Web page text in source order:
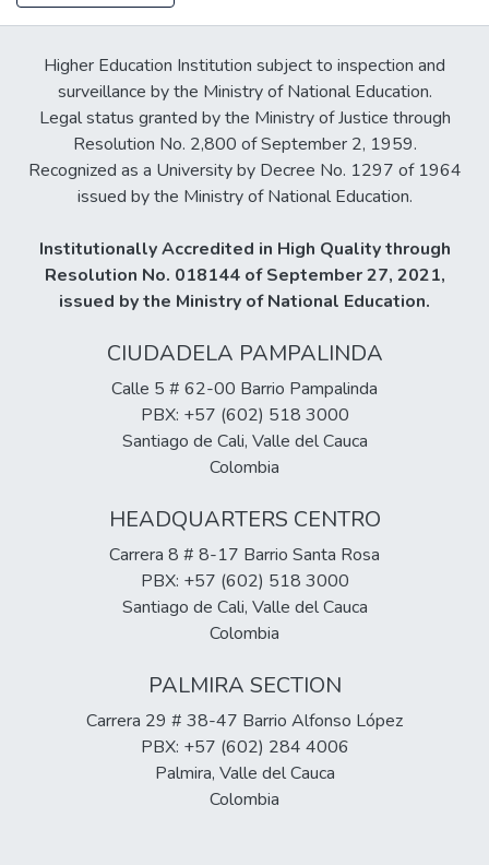
Higher Education Institution subject to inspection and
surveillance by the Ministry of National Education.
Legal status granted by the Ministry of Justice through
Resolution No. 2,800 of September 2, 1959.
Recognized as a University by Decree No. 1297 of 1964
issued by the Ministry of National Education.
Institutionally Accredited in High Quality through
Resolution No. 018144 of September 27, 2021,
issued by the Ministry of National Education.
CIUDADELA PAMPALINDA
Calle 5 # 62-00 Barrio Pampalinda
PBX: +57 (602) 518 3000
Santiago de Cali, Valle del Cauca
Colombia
HEADQUARTERS CENTRO
Carrera 8 # 8-17 Barrio Santa Rosa
PBX: +57 (602) 518 3000
Santiago de Cali, Valle del Cauca
Colombia
PALMIRA SECTION
Carrera 29 # 38-47 Barrio Alfonso López
PBX: +57 (602) 284 4006
Palmira, Valle del Cauca
Colombia